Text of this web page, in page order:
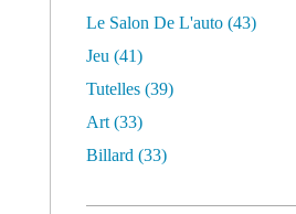
Le Salon De L'auto (43)
Jeu (41)
Tutelles (39)
Art (33)
Billard (33)